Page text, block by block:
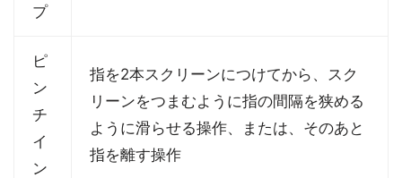
プ
ピ
ン
チ
イ
ン
指を2本スクリーンにつけてから、スク
リーンをつまむように指の間隔を狭める
ように滑らせる操作、または、そのあと
指を離す操作